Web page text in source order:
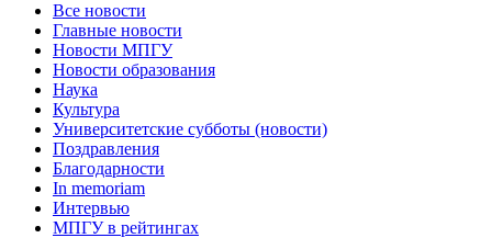
Все новости
Главные новости
Новости МПГУ
Новости образования
Наука
Культура
Университетские субботы (новости)
Поздравления
Благодарности
In memoriam
Интервью
МПГУ в рейтингах